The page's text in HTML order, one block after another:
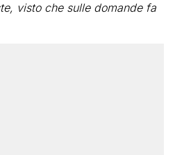
visto che sulle domande fa